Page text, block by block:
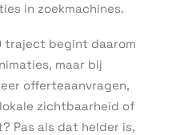
in zoekmachines.
traject begint daarom
maar bij
offerteaanvragen,
zichtbaarheid of
Pas als dat helder is,